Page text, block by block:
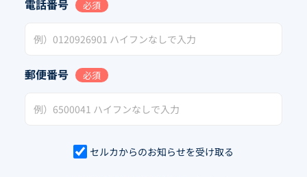
電話番号 必須
郵便番号 必須
セルカからのお知らせを受け取る